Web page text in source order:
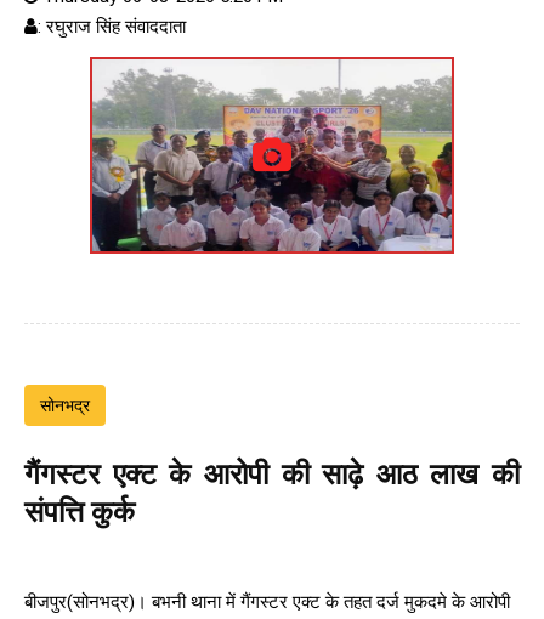
: रघुराज सिंह संवाददाता
सोनभद्र
गैंगस्टर एक्ट के आरोपी की साढ़े आठ लाख की
संपत्ति कुर्क
बीजपुर(सोनभद्र)। बभनी थाना में गैंगस्टर एक्ट के तहत दर्ज मुकदमे के आरोपी